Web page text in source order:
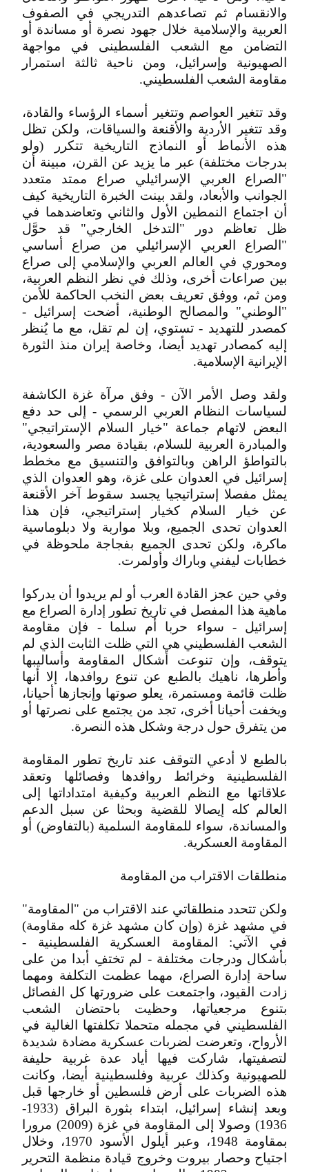
والانقسام ثم تصاعدهم التدريجي في الصفوف
العربية والإسلامية خلال جهود نصرة أو مساندة أو
التضامن مع الشعب الفلسطينى في مواجهة
الصهيونية وإسرائيل، ومن ناحية ثالثة استمرار
مقاومة الشعب الفلسطيني.
وقد تتغير العواصم وتتغير أسماء الرؤساء والقادة،
وقد تتغير الأردية والأقنعة والسياقات، ولكن تظل
هذه الأنماط أو النماذج التاريخية تتكرر (ولو
بدرجات مختلفة) عبر ما يزيد عن القرن، مبينة أن
"الصراع العربي الإسرائيلي صراع ممتد متعدد
الجوانب والأبعاد، ولقد بينت الخبرة التاريخية كيف
أن اجتماع النمطين الأول والثاني وتعاضدهما في
ظل تعاظم دور "التدخل الخارجي" قد حوَّل
"الصراع العربي الإسرائيلي من صراع أساسي
ومحوري في العالم العربي والإسلامي إلى صراع
بين صراعات أخرى، وذلك في نظر النظم العربية،
ومن ثم، ووفق تعريف بعض النخب الحاكمة للأمن
"الوطني" والمصالح الوطنية، أضحت إسرائيل -
كمصدر للتهديد - تستوي، إن لم تقل، مع ما يُنظر
إليه كمصادر تهديد أيضا، وخاصة إيران منذ الثورة
الإيرانية الإسلامية.
ولقد وصل الأمر الآن - وفق مرآة غزة الكاشفة
لسياسات النظام العربي الرسمي - إلى حد دفع
البعض لاتهام جماعة "خيار السلام الإستراتيجي"
والمبادرة العربية للسلام، بقيادة مصر والسعودية،
بالتواطؤ الراهن وبالتوافق والتنسيق مع مخطط
إسرائيل في العدوان على غزة، وهو العدوان الذي
يمثل مفصلا إستراتيجيا يجسد سقوط آخر الأقنعة
عن خيار السلام كخيار إستراتيجي، فإن هذا
العدوان تحدى الجميع، وبلا مواربة ولا دبلوماسية
ماكرة، ولكن تحدى الجميع بفجاجة ملحوظة في
خطابات ليفني وباراك وأولمرت.
وفي حين عجز القادة العرب أو لم يريدوا أن يدركوا
ماهية هذا المفصل في تاريخ تطور إدارة الصراع مع
إسرائيل - سواء حربا أم سلما - فإن مقاومة
الشعب الفلسطيني هي التي ظلت الثابت الذي لم
يتوقف، وإن تنوعت أشكال المقاومة وأساليبها
وأطرها، ناهيك بالطبع عن تنوع روافدها، إلا أنها
ظلت قائمة ومستمرة، يعلو صوتها وإنجازها أحيانا،
ويخفت أحيانا أخرى، تجد من يجتمع على نصرتها أو
من يتفرق حول درجة وشكل هذه النصرة.
بالطبع لا أدعي التوقف عند تاريخ تطور المقاومة
الفلسطينية وخرائط روافدها وفصائلها وتعقد
علاقاتها مع النظم العربية وكيفية امتداداتها إلى
العالم كله إيصالا للقضية وبحثا عن سبل الدعم
والمساندة، سواء للمقاومة السلمية (بالتفاوض) أو
المقاومة العسكرية.
منطلقات الاقتراب من المقاومة
ولكن تتحدد منطلقاتي عند الاقتراب من "المقاومة"
في مشهد غزة (وإن كان مشهد غزة كله مقاومة)
في الآتي: المقاومة العسكرية الفلسطينية -
بأشكال ودرجات مختلفة - لم تختفِ أبدا من على
ساحة إدارة الصراع، مهما عظمت التكلفة ومهما
زادت القيود، واجتمعت على ضرورتها كل الفصائل
بتنوع مرجعياتها، وحظيت باحتضان الشعب
الفلسطيني في مجمله متحملا تكلفتها الغالية في
الأرواح، وتعرضت لضربات عسكرية مضادة شديدة
لتصفيتها، شاركت فيها أياد عدة غربية حليفة
للصهيونية وكذلك عربية وفلسطينية أيضا، وكانت
هذه الضربات على أرض فلسطين أو خارجها قبل
وبعد إنشاء إسرائيل، ابتداء بثورة البراق (1933-
1936) وصولا إلى المقاومة في غزة (2009) مرورا
بمقاومة 1948، وعبر أيلول الأسود 1970، وخلال
اجتياح وحصار بيروت وخروج قيادة منظمة التحرير